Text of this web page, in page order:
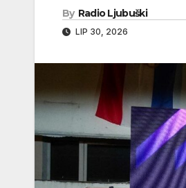
By Radio Ljubuški
LIP 30, 2026